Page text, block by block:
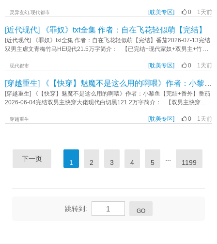
他在天庭有点人脉。 托朋友给他找了个富贵人家，有爱心的父母，最好是白
鱼在路上碰到个乞丐。 眼盲，腿瘸，哑巴。 季休鱼挑眉。 呦，这不
云殿那位禁欲仙君吗？ 下来历劫了呢～ 季休鱼绑回家，内心狂喜：哈哈
哈哈哈哈祁佑，落我手里，你完蛋了。《仙君落魄后，我趁虚而入了》作者：余
巨款花完了。 小修士遇见了个给他面包吃的漂亮哥哥。 第二次见漂亮哥
了。 后来，陆上川不叫他哥哥了，陆上川只想让哥哥叫…… ...... 公园
初见，昭野觉得陆上川傻兮兮的，白瞎了一张俊脸。 第二次见，发现陆上川
似乎有些独特，再加上有一张让他很想画下来的脸蛋，他微微动了点邪念。
上川拐回了家，最初只是冲着陆上川的外表以及那神秘的能力，后来慢慢入了
要，昭野得到…… 就是过程中免不了哼哼叫......《玄学修士下山后被漂亮哥哥
拐走了》作者：大居超人没有大居
灵异玄幻,现代都市 [耽美专区] 0 1天前
[近代现代] 《罪奴》txt全集 作者：自在飞花轻似萌【完结】
[近代现代] 《罪奴》txt全集 作者：自在飞花轻似萌【完结】番茄2026-07-13完结
双男主虐文青梅竹马HE现代21.5万字简介： 【已完结+现代家奴+双男主+竹马
后，学会了在受罚与羞辱中沉默求生。 被南嵘川救回时，他满身是伤，却被
现南嵘川就是他童年最喜欢的哥哥时主动相认。 南嵘川的冷漠，并非天生。
父母死于一场阴谋车祸后，他便将自己裹进坚硬的壳里，不再相信任何人。
当真相终于揭开，南嵘川才发现——那个怯生生、被规矩束缚的小罪奴，竟然是
笑；他融化他的孤独与怀疑，让他重新敢去爱。 这一次，他们互为归处。
现代都市 [耽美专区] 0 1天前
[穿越重生] 《【快穿】魅魔不是这么用的啊喂》作者：小黎鱼【完结+番外】
[穿越重生] 《【快穿】魅魔不是这么用的啊喂》作者：小黎鱼【完结+番外】番茄
2026-06-04完结双男主快穿大佬现代白切黑121.2万字简介： 【双男主快穿
级魅魔，最喜欢玩弄感情。由于将男频文主角掰弯后，主神一气之下将他扔进了
×双重人格炮灰】 系统buff：宿主，这次是双重人格哦~ 苏林：简单，可
以演。 系统：另一个人格是原主，你出现的时间不固定。另外，男主讨厌原
小世界男主们之后…… 男主疯了。 系统：？？？ （排雷放第一章后
续作话了～）《【快穿】魅魔不是这么用的啊喂》作者：小黎鱼
穿越重生 [耽美专区] 0 1天前
下一页 1 2 3 4 5 ... 1199
跳转到: GO